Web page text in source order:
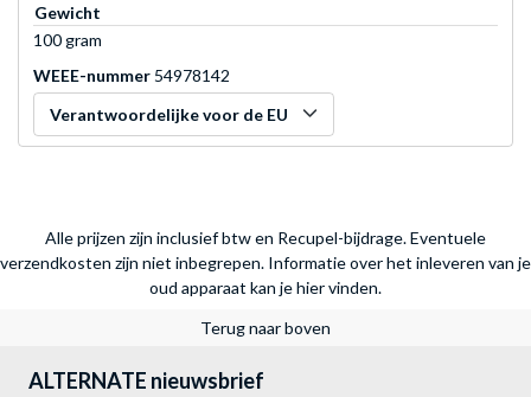
Gewicht
100 gram
WEEE-nummer 54978142
Verantwoordelijke voor de EU
Alle prijzen zijn inclusief btw en Recupel-bijdrage. Eventuele
verzendkosten zijn niet inbegrepen. Informatie over het inleveren van je
oud apparaat kan je hier vinden.
Terug naar boven
ALTERNATE nieuwsbrief